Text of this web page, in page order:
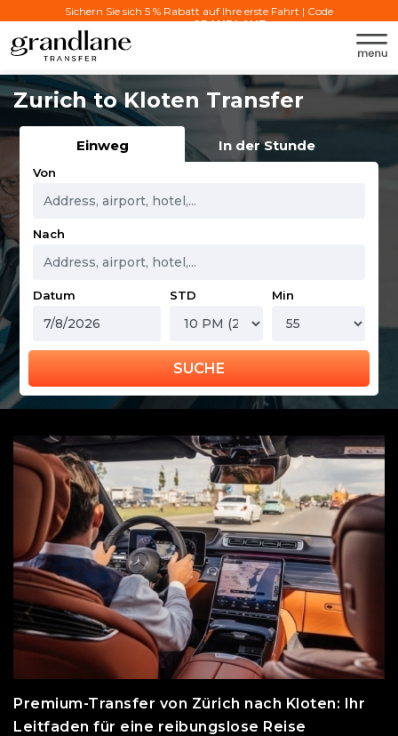
Sichern Sie sich 5 % Rabatt auf Ihre erste Fahrt | Code
verwenden:GRANDLANE
Zurich to Kloten Transfer
Einweg In der Stunde
Von
Nach
Datum STD Min
SUCHE
Premium-Transfer von Zürich nach Kloten: Ihr
Leitfaden für eine reibungslose Reise